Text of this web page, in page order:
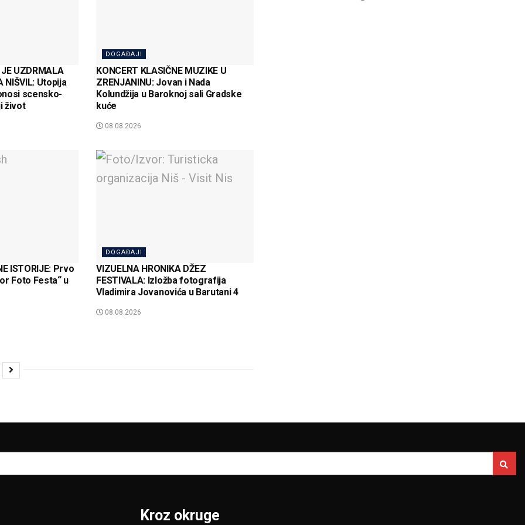
UZDRMALA
NIŠVIL: Utopija
scensko-
život
DOGAĐAJI
KONCERT KLASIČNE MUZIKE U
ZRENJANINU: Jovan i Nada
Kolundžija u Baroknoj sali Gradske
kuće
08.08.2026
ISTORIJE: Prvo
Foto Festa“ u
DOGAĐAJI
VIZUELNA HRONIKA DŽEZ
FESTIVALA: Izložba fotografija
Vladimira Jovanovića u Barutani 4
08.08.2026
Kroz okruge